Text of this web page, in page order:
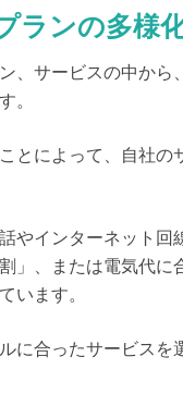
ランの多様
、サービスの中から、
。
とによって、 自社の
やインターネット
」、または電気代
います。
に合ったサービス